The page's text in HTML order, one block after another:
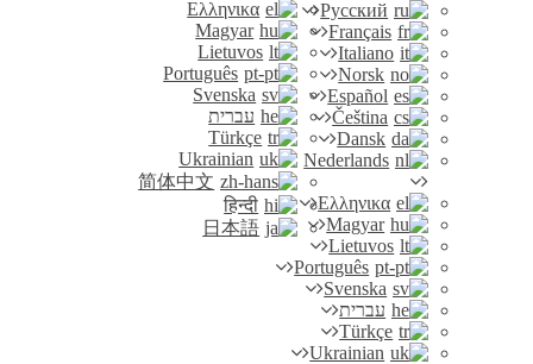
Ελληνικα
Magyar
Lietuvos
Português
Svenska
עברית
Türkçe
Ukrainian
简体中文
हिन्दी
日本語
Русский
Français
Italiano
Norsk
Español
Čeština
Dansk
Nederlands
Ελληνικα
Magyar
Lietuvos
Português
Svenska
עברית
Türkçe
Ukrainian